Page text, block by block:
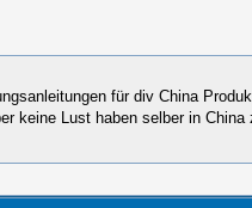
für div China
keine Lust haben selber in